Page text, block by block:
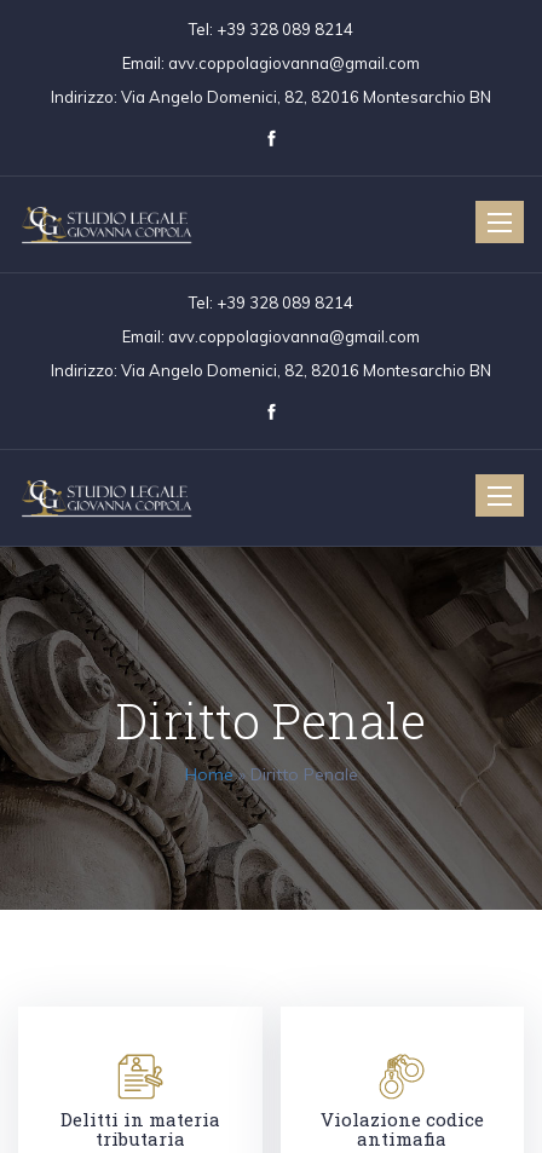
Tel: +39 328 089 8214
Email: avv.coppolagiovanna@gmail.com
Indirizzo: Via Angelo Domenici, 82, 82016 Montesarchio BN
Toggle
Tel: +39 328 089 8214
Email: avv.coppolagiovanna@gmail.com
Indirizzo: Via Angelo Domenici, 82, 82016 Montesarchio BN
Toggle
Diritto Penale
Home» Diritto Penale
Delitti in materia
tributaria
Violazione codice
antimafia